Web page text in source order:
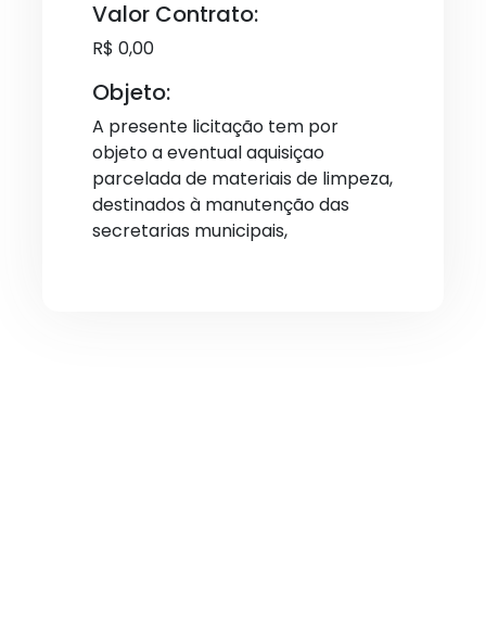
Valor Contrato:
R$ 0,00
Objeto:
A presente licitação tem por
objeto a eventual aquisiçao
parcelada de materiais de limpeza,
destinados à manutenção das
secretarias municipais,